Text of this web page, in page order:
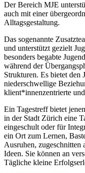
Der Bereich MJE
auch mit einer
Alltagsgestaltung.
Das sogenannte
und unterstützt gezielt
besonders begabte
während der
Strukturen. Es bietet den
niederschwellige
klient*innenzentrierte
Ein Tagestreff bietet
in der Stadt Zürich eine
eingeschult oder für
ein Ort zum Lernen,
Ausruhen,
Ideen. Sie können an
Tägliche kleine